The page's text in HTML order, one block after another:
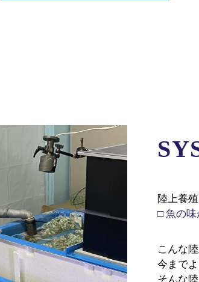
陸上養
□ 魚の
こんな
今まで
そんな